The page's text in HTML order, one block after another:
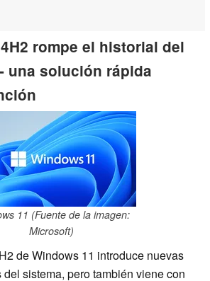
rompe el historial del
una solución rápida
11 (Fuente de la imagen:
Microsoft)
de Windows 11 introduce nuevas
sistema, pero también viene con